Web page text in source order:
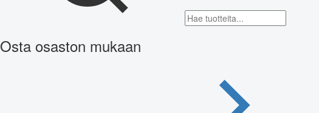
Osta osaston mukaan